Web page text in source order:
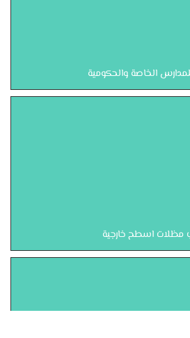
الخاصة والحكومية
مظلات اسطح خارجية